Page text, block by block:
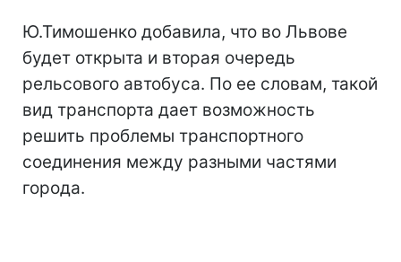
Ю.Тимошенко добавила, что во Львове
будет открыта и вторая очередь
рельсового автобуса. По ее словам, такой
вид транспорта дает возможность
решить проблемы транспортного
соединения между разными частями
города.